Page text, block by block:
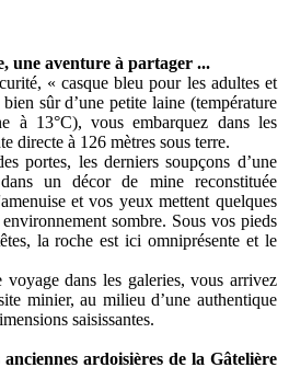
une aventure à partager ...
« casque bleu pour les adultes et
sûr d’une petite laine (température
à 13°C), vous embarquez dans les
directe à 126 mètres sous terre.
portes, les derniers soupçons d’une
un décor de mine reconstituée
et vos yeux mettent quelques
sombre. Sous vos pieds
la roche est ici omniprésente et le
voyage dans les galeries, vous arrivez
minier, au milieu d’une authentique
saisissantes.
ardoisières de la Gâtelière